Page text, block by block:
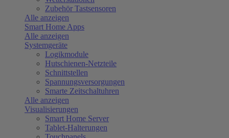
Zubehör Tastsensoren
Alle anzeigen
Smart Home Apps
Alle anzeigen
Systemgeräte
Logikmodule
Hutschienen-Netzteile
Schnittstellen
Spannungsversorgungen
Smarte Zeitschaltuhren
Alle anzeigen
Visualisierungen
Smart Home Server
Tablet-Halterungen